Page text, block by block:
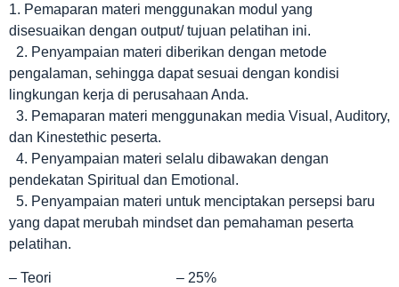
1. Pemaparan materi menggunakan modul yang
disesuaikan dengan output/ tujuan pelatihan ini.
2. Penyampaian materi diberikan dengan metode
pengalaman, sehingga dapat sesuai dengan kondisi
lingkungan kerja di perusahaan Anda.
3. Pemaparan materi menggunakan media Visual, Auditory,
dan Kinestethic peserta.
4. Penyampaian materi selalu dibawakan dengan
pendekatan Spiritual dan Emotional.
5. Penyampaian materi untuk menciptakan persepsi baru
yang dapat merubah mindset dan pemahaman peserta
pelatihan.
– Teori – 25%